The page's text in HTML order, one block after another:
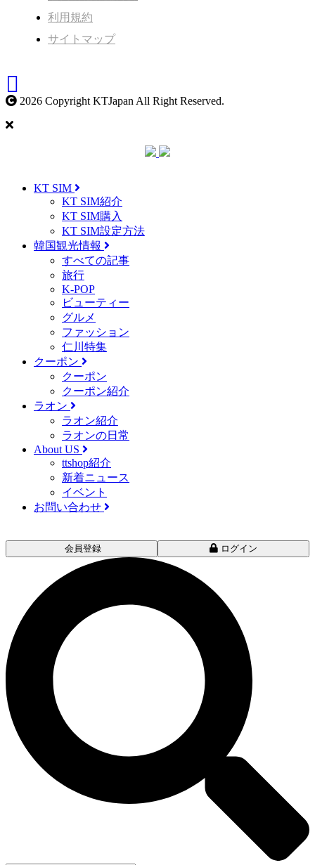
利用規約
サイトマップ
2026 Copyright KTJapan All Right Reserved.
KT SIM
KT SIM紹介
KT SIM購入
KT SIM設定方法
韓国観光情報
すべての記事
旅行
K-POP
ビューティー
グルメ
ファッション
仁川特集
クーポン
クーポン
クーポン紹介
ラオン
ラオン紹介
ラオンの日常
About US
ttshop紹介
新着ニュース
イベント
お問い合わせ
会員登録 ログイン